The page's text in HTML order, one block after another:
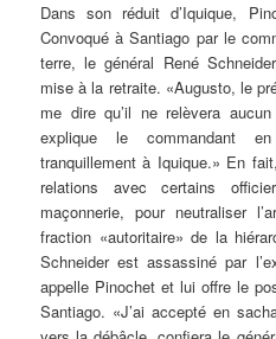
Dans son réduit d’Iquique,
Convoqué à Santiago par le
terre, le général René
mise à la retraite. «Augusto, le
me dire qu’il ne relèvera
explique le commandant
tranquillement à Iquique.» En
relations avec certains
maçonnerie, pour neutraliser
fraction «autoritaire» de la
Schneider est assassiné par
appelle Pinochet et lui offre le
Santiago. «J’ai accepté en